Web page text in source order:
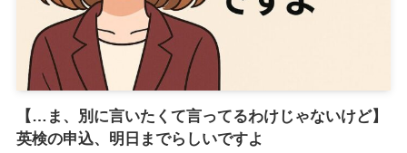
【…ま、別に言いたくて言ってるわけじゃないけど】
英検の申込、明日までらしいですよ